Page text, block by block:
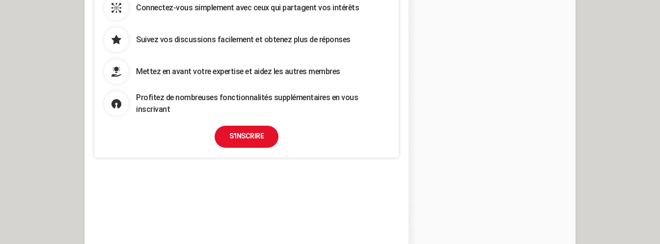
Connectez-vous simplement avec ceux qui partagent vos intérêts
Suivez vos discussions facilement et obtenez plus de réponses
Mettez en avant votre expertise et aidez les autres membres
Profitez de nombreuses fonctionnalités supplémentaires en vous
inscrivant
S'INSCRIRE